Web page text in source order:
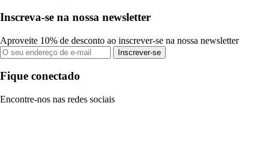
Inscreva-se na nossa newsletter
Aproveite 10% de desconto ao inscrever-se na nossa newsletter
Inscrever-se
Fique conectado
Encontre-nos nas redes sociais